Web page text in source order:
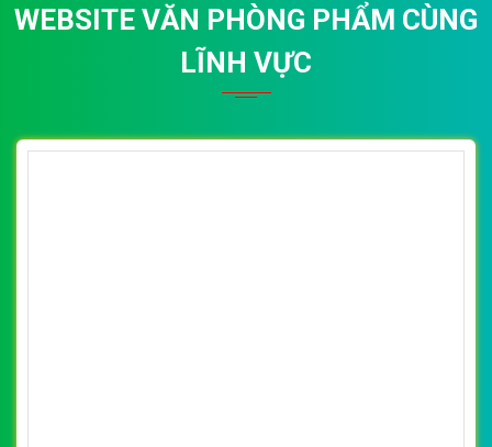
WEBSITE VĂN PHÒNG PHẨM CÙNG
LĨNH VỰC